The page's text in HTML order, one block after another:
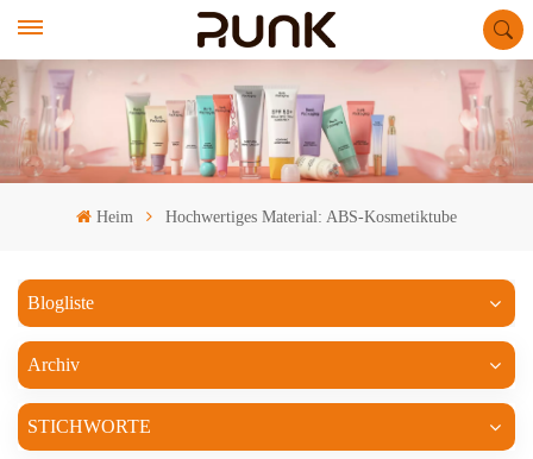
Heim Hochwertiges Material: ABS-Kosmetiktube
Blogliste
Archiv
STICHWORTE